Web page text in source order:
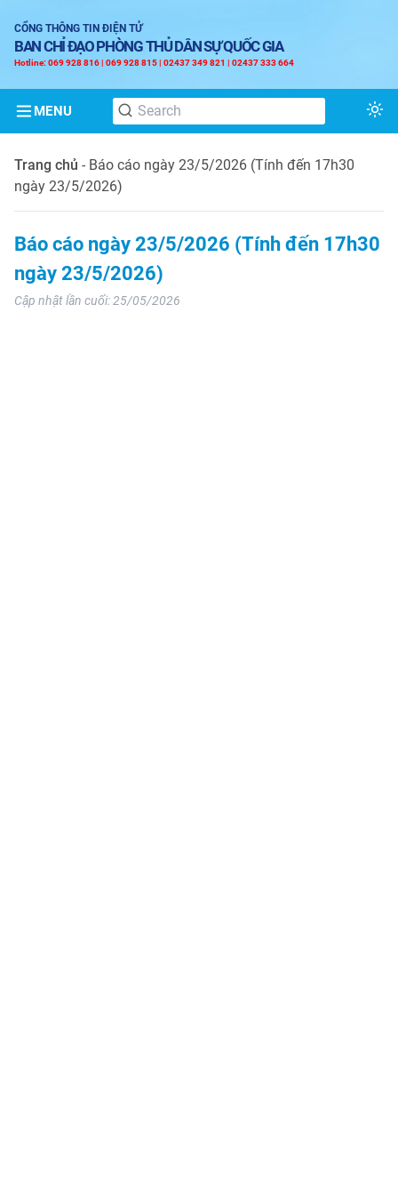
CỔNG THÔNG TIN ĐIỆN TỬ
BAN CHỈ ĐẠO PHÒNG THỦ DÂN SỰ QUỐC GIA
Hotline: 069 928 816 | 069 928 815 | 02437 349 821 | 02437 333 664
MENU
Trang chủ - Báo cáo ngày 23/5/2026 (Tính đến 17h30
ngày 23/5/2026)
Báo cáo ngày 23/5/2026 (Tính đến 17h30
ngày 23/5/2026)
Cập nhật lần cuối: 25/05/2026